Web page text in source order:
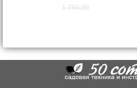
1 750,00